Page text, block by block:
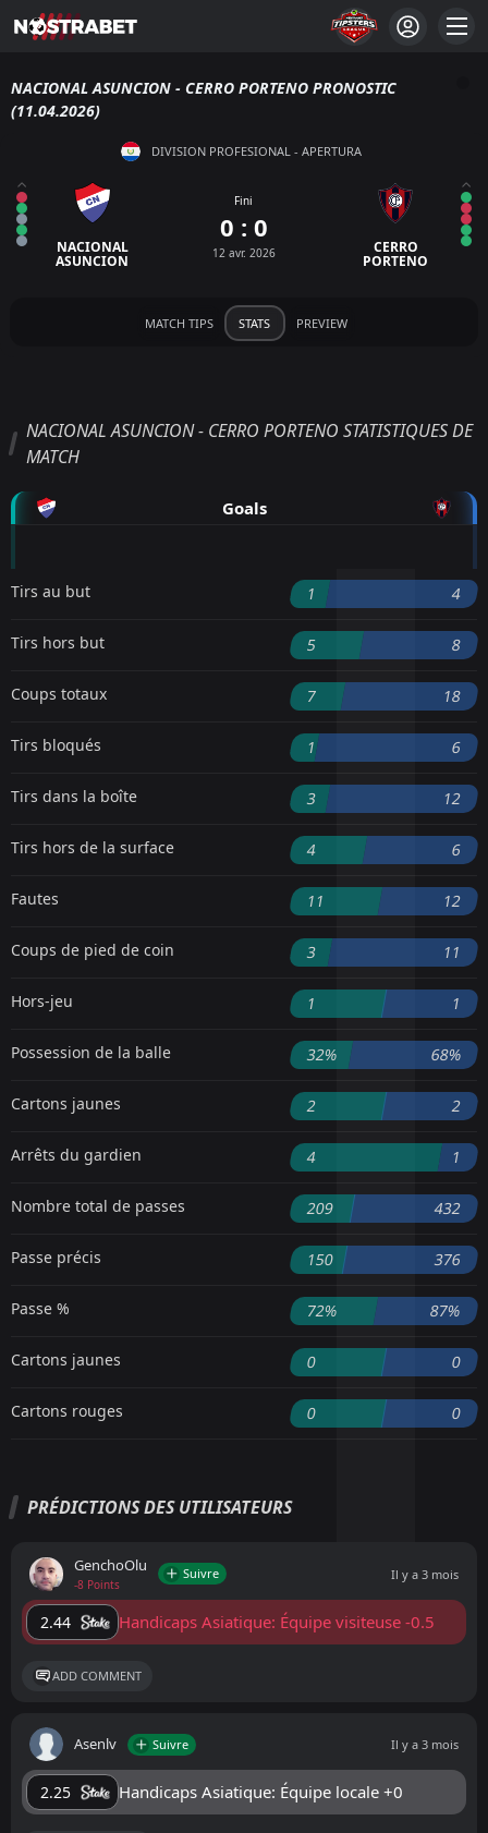
NACIONAL ASUNCION - CERRO PORTENO PRONOSTIC
(11.04.2026)
DIVISION PROFESIONAL - APERTURA
NACIONAL
ASUNCION
Fini
0 : 0
12 avr. 2026 CERRO
PORTENO
MATCH TIPS STATS PREVIEW
NACIONAL ASUNCION - CERRO PORTENO STATISTIQUES DE
MATCH
Goals
Tirs au but 1 4
Tirs hors but 5 8
Coups totaux 7 18
Tirs bloqués 1 6
Tirs dans la boîte 3 12
Tirs hors de la surface 4 6
Fautes 11 12
Coups de pied de coin 3 11
Hors-jeu 1 1
Possession de la balle 32% 68%
Cartons jaunes 2 2
Arrêts du gardien 4 1
Nombre total de passes 209 432
Passe précis 150 376
Passe % 72% 87%
Cartons jaunes 0 0
Cartons rouges 0 0
PRÉDICTIONS DES UTILISATEURS
GenchoOlu
-8 Points
Suivre Il y a 3 mois
2.44 Handicaps Asiatique: Équipe visiteuse -0.5
ADD COMMENT
Asenlv Suivre Il y a 3 mois
2.25 Handicaps Asiatique: Équipe locale +0